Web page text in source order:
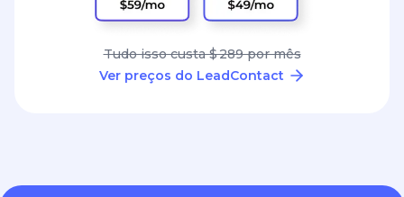
Tudo isso custa $ 289 por mês
Ver preços do LeadContact